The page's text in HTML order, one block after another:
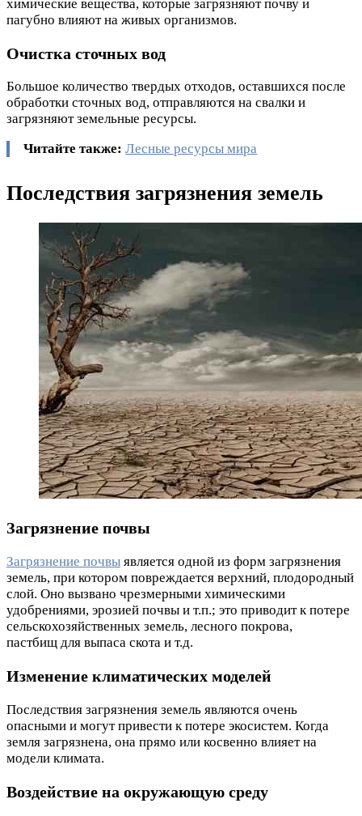
химические вещества, которые загрязняют почву и
пагубно влияют на живых организмов.
Очистка сточных вод
Большое количество твердых отходов, оставшихся после
обработки сточных вод, отправляются на свалки и
загрязняют земельные ресурсы.
Читайте также:Лесные ресурсы мира
Последствия загрязнения земель
Загрязнение почвы
Загрязнение почвы является одной из форм загрязнения
земель, при котором повреждается верхний, плодородный
слой. Оно вызвано чрезмерными химическими
удобрениями, эрозией почвы и т.п.; это приводит к потере
сельскохозяйственных земель, лесного покрова,
пастбищ для выпаса скота и т.д.
Изменение климатических моделей
Последствия загрязнения земель являются очень
опасными и могут привести к потере экосистем. Когда
земля загрязнена, она прямо или косвенно влияет на
модели климата.
Воздействие на окружающую среду